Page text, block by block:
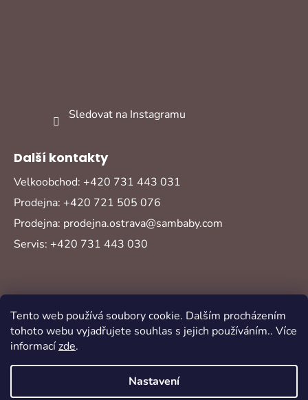
Tento web používá soubory cookie. Dalším procházením
tohoto webu vyjadřujete souhlas s jejich používáním.. Více
informacízde.
Nastavení
Sledovat na Instagramu
Další kontakty
Velkoobchod: +420 731 443 031
Prodejna: +420 721 505 076
Prodejna: prodejna.ostrava@sambaby.com
Servis: +420 731 443 030
Vytvořil Shoptet
Copyright 2026Sambaby